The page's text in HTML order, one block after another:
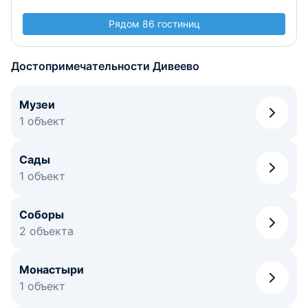
Рядом 86 гостиниц
Достопримечательности Дивеево
Музеи
1 объект
Сады
1 объект
Соборы
2 объекта
Монастыри
1 объект